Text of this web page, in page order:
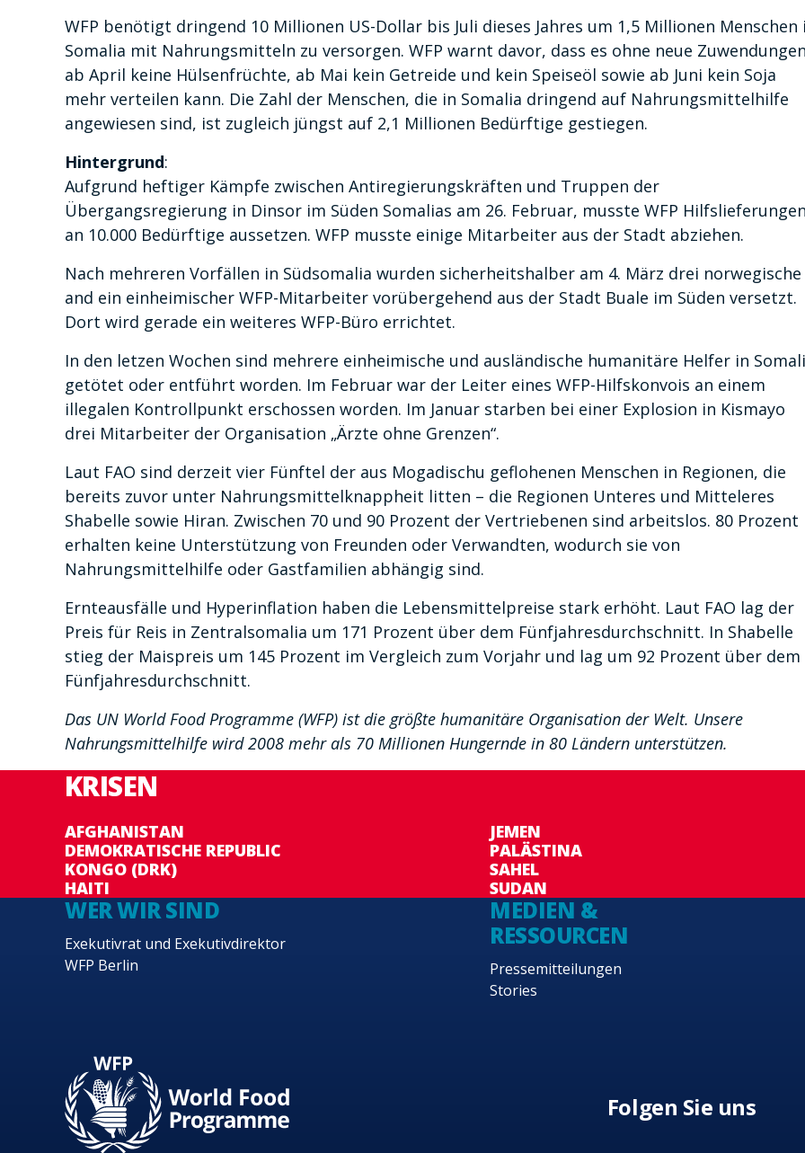
WFP benötigt dringend 10 Millionen US-Dollar bis Juli dieses Jahres um 1,5 Millionen Menschen
Somalia mit Nahrungsmitteln zu versorgen. WFP warnt davor, dass es ohne neue
ab April keine Hülsenfrüchte, ab Mai kein Getreide und kein Speiseöl sowie ab Juni kein Soja
mehr verteilen kann. Die Zahl der Menschen, die in Somalia dringend auf Nahrungsmittelhilfe
angewiesen sind, ist zugleich jüngst auf 2,1 Millionen Bedürftige gestiegen.
Hintergrund:
Aufgrund heftiger Kämpfe zwischen Antiregierungskräften und Truppen der
Übergangsregierung in Dinsor im Süden Somalias am 26. Februar, musste WFP
an 10.000 Bedürftige aussetzen. WFP musste einige Mitarbeiter aus der Stadt abziehen.
Nach mehreren Vorfällen in Südsomalia wurden sicherheitshalber am 4. März drei norwegische
and ein einheimischer WFP-Mitarbeiter vorübergehend aus der Stadt Buale im Süden versetzt.
Dort wird gerade ein weiteres WFP-Büro errichtet.
In den letzen Wochen sind mehrere einheimische und ausländische humanitäre Helfer in
getötet oder entführt worden. Im Februar war der Leiter eines WFP-Hilfskonvois an einem
illegalen Kontrollpunkt erschossen worden. Im Januar starben bei einer Explosion in Kismayo
drei Mitarbeiter der Organisation „Ärzte ohne Grenzen“.
Laut FAO sind derzeit vier Fünftel der aus Mogadischu geflohenen Menschen in Regionen, die
bereits zuvor unter Nahrungsmittelknappheit litten – die Regionen Unteres und Mitteleres
Shabelle sowie Hiran. Zwischen 70 und 90 Prozent der Vertriebenen sind arbeitslos. 80 Prozent
erhalten keine Unterstützung von Freunden oder Verwandten, wodurch sie von
Nahrungsmittelhilfe oder Gastfamilien abhängig sind.
Ernteausfälle und Hyperinflation haben die Lebensmittelpreise stark erhöht. Laut FAO lag der
Preis für Reis in Zentralsomalia um 171 Prozent über dem Fünfjahresdurchschnitt. In Shabelle
stieg der Maispreis um 145 Prozent im Vergleich zum Vorjahr und lag um 92 Prozent über dem
Fünfjahresdurchschnitt.
Das UN World Food Programme (WFP) ist die größte humanitäre Organisation der Welt. Unsere
Nahrungsmittelhilfe wird 2008 mehr als 70 Millionen Hungernde in 80 Ländern unterstützen.
KRISEN
AFGHANISTAN
DEMOKRATISCHE REPUBLIC
KONGO (DRK)
HAITI
JEMEN
PALÄSTINA
SAHEL
SUDAN
WER WIR SIND
Exekutivrat und Exekutivdirektor
WFP Berlin
MEDIEN &
RESSOURCEN
Pressemitteilungen
Stories
Folgen Sie uns